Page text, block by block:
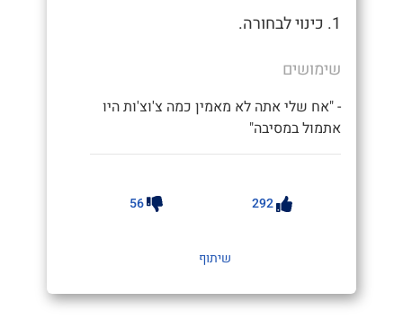
1. כינוי לבחורה.
שימושים
- "אח שלי אתה לא מאמין כמה צ'וצ'ות היו
אתמול במסיבה"
292
56
שיתוף